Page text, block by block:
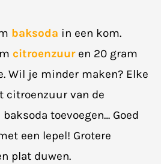
baksoda in een kom.
citroenzuuren 20 gram
Wil je minder maken? Elke
citroenzuur van de
toevoegen… Goed
een lepel! Grotere
plat duwen.